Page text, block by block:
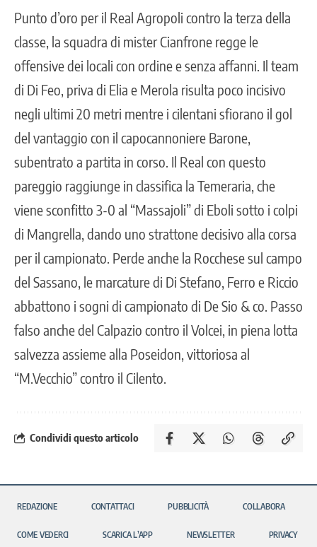
Punto d’oro per il Real Agropoli contro la terza della
classe, la squadra di mister Cianfrone regge le
offensive dei locali con ordine e senza affanni. Il team
di Di Feo, priva di Elia e Merola risulta poco incisivo
negli ultimi 20 metri mentre i cilentani sfiorano il gol
del vantaggio con il capocannoniere Barone,
subentrato a partita in corso. Il Real con questo
pareggio raggiunge in classifica la Temeraria, che
viene sconfitto 3-0 al “Massajoli” di Eboli sotto i colpi
di Mangrella, dando uno strattone decisivo alla corsa
per il campionato. Perde anche la Rocchese sul campo
del Sassano, le marcature di Di Stefano, Ferro e Riccio
abbattono i sogni di campionato di De Sio & co. Passo
falso anche del Calpazio contro il Volcei, in piena lotta
salvezza assieme alla Poseidon, vittoriosa al
“M.Vecchio” contro il Cilento.
Condividi questo articolo
REDAZIONE CONTATTACI PUBBLICITÀ COLLABORA
COME VEDERCI SCARICA L’APP NEWSLETTER PRIVACY